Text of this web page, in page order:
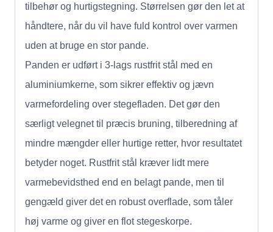
tilbehør og hurtigstegning. Størrelsen gør den let at
håndtere, når du vil have fuld kontrol over varmen
uden at bruge en stor pande.
Panden er udført i 3-lags rustfrit stål med en
aluminiumkerne, som sikrer effektiv og jævn
varmefordeling over stegefladen. Det gør den
særligt velegnet til præcis bruning, tilberedning af
mindre mængder eller hurtige retter, hvor resultatet
betyder noget. Rustfrit stål kræver lidt mere
varmebevidsthed end en belagt pande, men til
gengæld giver det en robust overflade, som tåler
høj varme og giver en flot stegeskorpe.